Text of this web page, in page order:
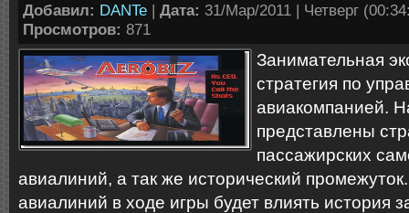
Добавил: DANTe | Дата: 31/Мар/2011 | Четверг
Просмотров: 871
Занимательная
стратегия по
авиакомпанией.
представлены
пассажирских
авиалиний, а так же исторический
авиалиний в ходе игры будет влиять история